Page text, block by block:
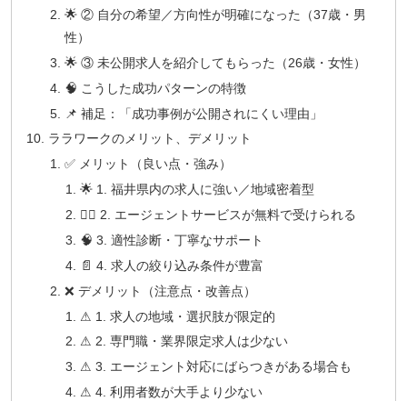
🌟 ② 自分の希望／方向性が明確になった（37歳・男
性）
🌟 ③ 未公開求人を紹介してもらった（26歳・女性）
🧠 こうした成功パターンの特徴
📌 補足：「成功事例が公開されにくい理由」
ララワークのメリット、デメリット
✅ メリット（良い点・強み）
🌟 1. 福井県内の求人に強い／地域密着型
🙋‍♂️ 2. エージェントサービスが無料で受けられる
🧠 3. 適性診断・丁寧なサポート
📄 4. 求人の絞り込み条件が豊富
❌ デメリット（注意点・改善点）
⚠ 1. 求人の地域・選択肢が限定的
⚠ 2. 専門職・業界限定求人は少ない
⚠ 3. エージェント対応にばらつきがある場合も
⚠ 4. 利用者数が大手より少ない